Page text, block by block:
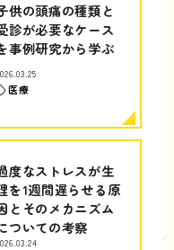
供の頭痛の種類と
診が必要なケース
事例研究から学ぶ
医療
度なストレスが生
を1週間遅らせる原
とそのメカニズム
ついての考察